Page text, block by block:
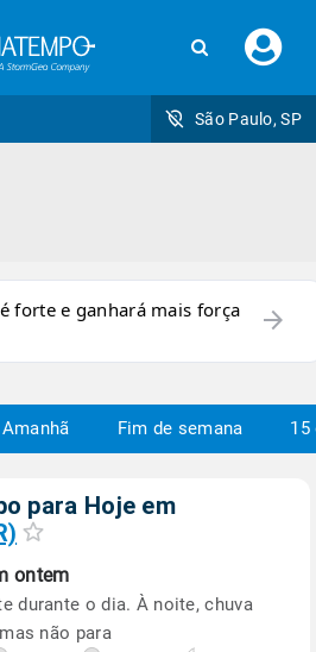
seu
São Paulo, SP
forte e ganhará mais força
arrow_forward
Amanhã Fim de semana 15
para Hoje em
ontem
durante o dia. À noite, chuva
não para